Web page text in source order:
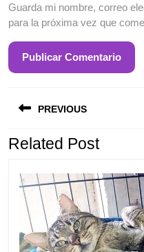
Guarda mi nombre, correo
para la próxima vez que
de
entradas
PREVIOUS
Related Post